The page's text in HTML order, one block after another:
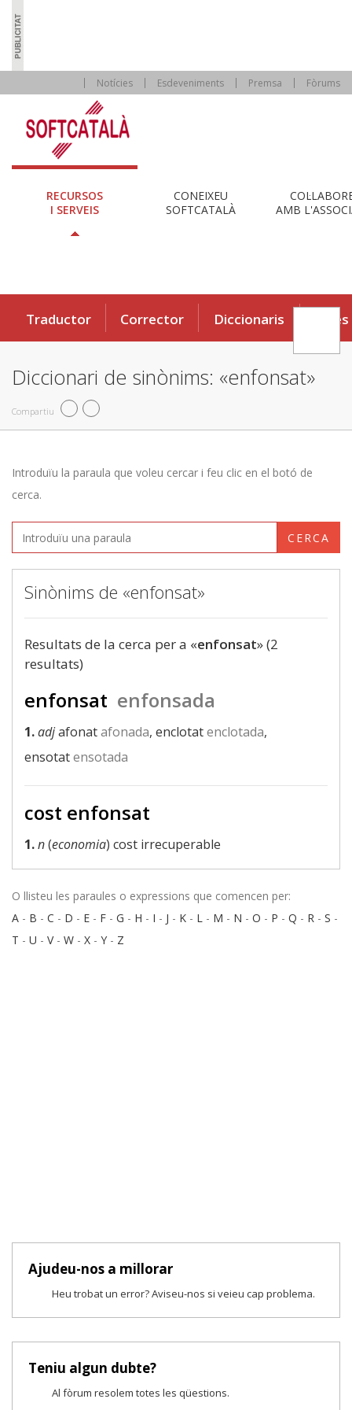
Notícies Esdeveniments Premsa Fòrums
RECURSOS
I SERVEIS
CONEIXEU
SOFTCATALÀ
AMB
Traductor Corrector Diccionaris Eines
Diccionari de sinònims: «enfonsat»
Compartiu
Introduïu la paraula que voleu cercar i feu clic en el botó de
cerca.
CERCA
Sinònims de «enfonsat»
Resultats de la cerca per a «enfonsat» (2
resultats)
enfonsat enfonsada
1.adjafonatafonada, enclotatenclotada,
ensotatensotada
cost enfonsat
1.n(economia) cost irrecuperable
O llisteu les paraules o expressions que comencen per:
A - B - C - D - E - F - G - H - I - J - K - L - M - N - O - P - Q - R - S -
T - U - V- W - X - Y - Z
Ajudeu-nos a millorar
Heu trobat un error? Aviseu-nos si veieu cap problema.
Teniu algun dubte?
Al fòrum resolem totes les qüestions.